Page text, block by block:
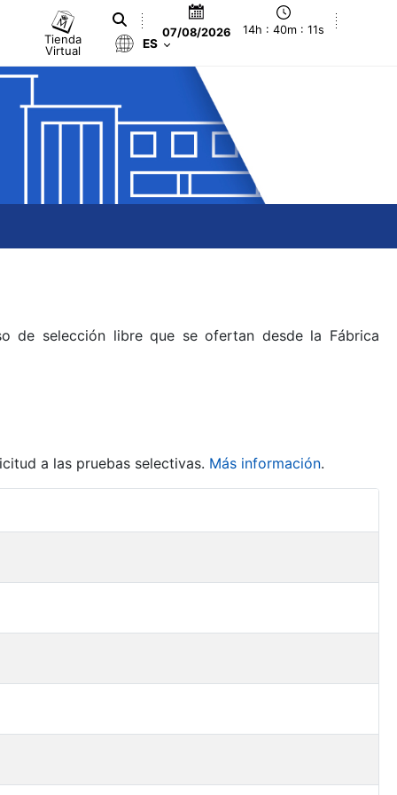
Tienda
Virtual
07/08/2026 14h : 40m : 11s
ES
de selección libre que se ofertan desde la Fábrica
a las pruebas selectivas. Más información.